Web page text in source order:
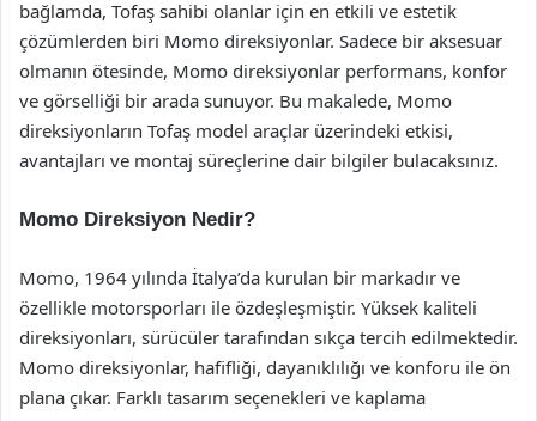
bağlamda, Tofaş sahibi olanlar için en etkili ve estetik
çözümlerden biri Momo direksiyonlar. Sadece bir aksesuar
olmanın ötesinde, Momo direksiyonlar performans, konfor
ve görselliği bir arada sunuyor. Bu makalede, Momo
direksiyonların Tofaş model araçlar üzerindeki etkisi,
avantajları ve montaj süreçlerine dair bilgiler bulacaksınız.
Momo Direksiyon Nedir?
Momo, 1964 yılında İtalya’da kurulan bir markadır ve
özellikle motorsporları ile özdeşleşmiştir. Yüksek kaliteli
direksiyonları, sürücüler tarafından sıkça tercih edilmektedir.
Momo direksiyonlar, hafifliği, dayanıklılığı ve konforu ile ön
plana çıkar. Farklı tasarım seçenekleri ve kaplama